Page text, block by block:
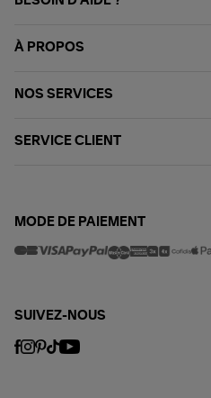
À PROPOS
NOS SERVICES
SERVICE CLIENT
MODE DE PAIEMENT
SUIVEZ-NOUS